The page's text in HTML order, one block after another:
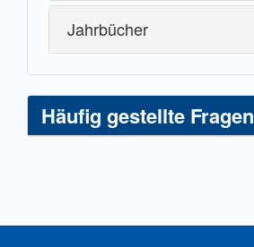
Jahrbücher
Häufig gestellte Fragen